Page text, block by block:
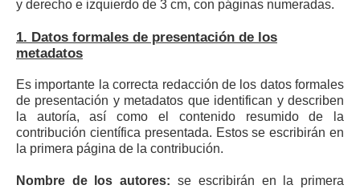
y derecho e izquierdo de 3 cm, con páginas numeradas.
1. Datos formales de presentación de los
metadatos
Es importante la correcta redacción de los datos formales
de presentación y metadatos que identifican y describen
la autoría, así como el contenido resumido de la
contribución científica presentada. Estos se escribirán en
la primera página de la contribución.
Nombre de los autores: se escribirán en la primera